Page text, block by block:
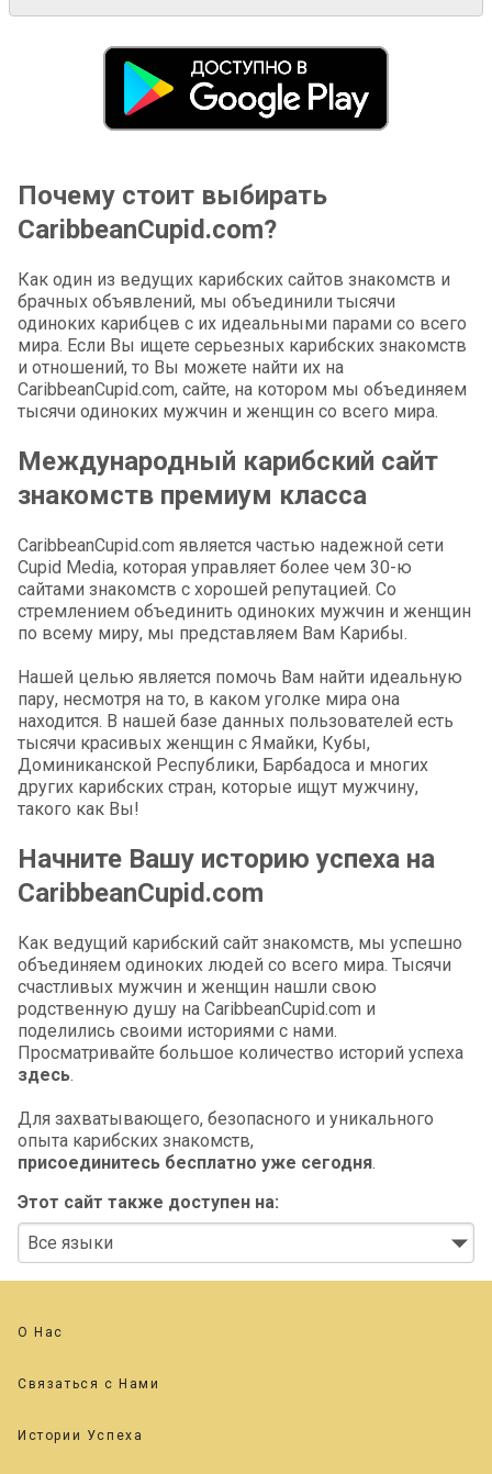
Почему стоит выбирать
CaribbeanCupid.com?
Как один из ведущих карибских сайтов знакомств и
брачных объявлений, мы объединили тысячи
одиноких карибцев с их идеальными парами со всего
мира. Если Вы ищете серьезных карибских знакомств
и отношений, то Вы можете найти их на
CaribbeanCupid.com, сайте, на котором мы объединяем
тысячи одиноких мужчин и женщин со всего мира.
Международный карибский сайт
знакомств премиум класса
CaribbeanCupid.com является частью надежной сети
Cupid Media, которая управляет более чем 30-ю
сайтами знакомств с хорошей репутацией. Со
стремлением объединить одиноких мужчин и женщин
по всему миру, мы представляем Вам Карибы.
Нашей целью является помочь Вам найти идеальную
пару, несмотря на то, в каком уголке мира она
находится. В нашей базе данных пользователей есть
тысячи красивых женщин с Ямайки, Кубы,
Доминиканской Республики, Барбадоса и многих
других карибских стран, которые ищут мужчину,
такого как Вы!
Начните Вашу историю успеха на
CaribbeanCupid.com
Как ведущий карибский сайт знакомств, мы успешно
объединяем одиноких людей со всего мира. Тысячи
счастливых мужчин и женщин нашли свою
родственную душу на CaribbeanCupid.com и
поделились своими историями с нами.
Просматривайте большое количество историй успеха
здесь.
Для захватывающего, безопасного и уникального
опыта карибских знакомств,
присоединитесь бесплатно уже сегодня.
Этот сайт также доступен на:
О Нас
Связаться с Нами
Истории Успеха